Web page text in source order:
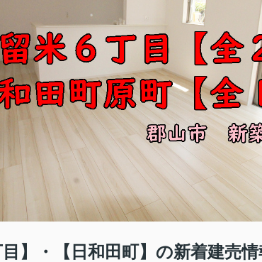
】・【日和田町】の新着建売情